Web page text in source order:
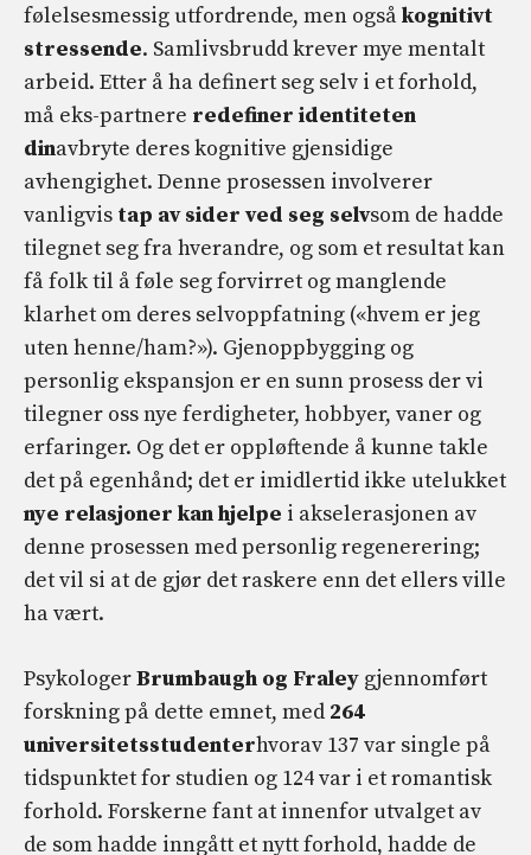
følelsesmessig utfordrende, men ogsåkognitivt
stressende. Samlivsbrudd krever mye mentalt
arbeid. Etter å ha definert seg selv i et forhold,
må eks-partnere redefiner identiteten
dinavbryte deres kognitive gjensidige
avhengighet. Denne prosessen involverer
vanligvis tap av sider ved seg selvsom de hadde
tilegnet seg fra hverandre, og som et resultat kan
få folk til å føle seg forvirret og manglende
klarhet om deres selvoppfatning («hvem er jeg
uten henne/ham?»). Gjenoppbygging og
personlig ekspansjon er en sunn prosess der vi
tilegner oss nye ferdigheter, hobbyer, vaner og
erfaringer. Og det er oppløftende å kunne takle
det på egenhånd; det er imidlertid ikke utelukket
nye relasjoner kan hjelpe i akselerasjonen av
denne prosessen med personlig regenerering;
det vil si at de gjør det raskere enn det ellers ville
ha vært.
PsykologerBrumbaugh og Fraley gjennomført
forskning på dette emnet, med 264
universitetsstudenterhvorav 137 var single på
tidspunktet for studien og 124 var i et romantisk
forhold. Forskerne fant at innenfor utvalget av
de som hadde inngått et nytt forhold, hadde de